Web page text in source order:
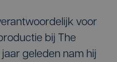
voor
bij The
geleden nam hij